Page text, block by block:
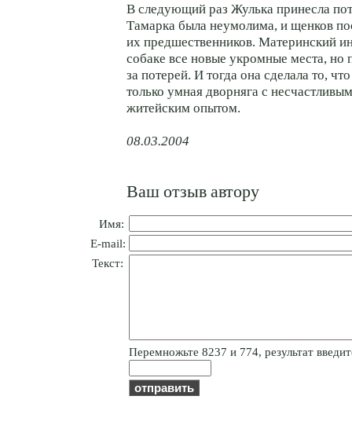
В следующий раз Жулька принесла
Тамарка была неумолима, и щенков
их предшественников. Материнский
собаке все новые укромные места, но
за потерей. И тогда она сделала то,
только умная дворняга с
житейским опытом.
08.03.2004
Ваш отзыв автору
Имя:
E-mail:
Текст:
Пepeмнoжьтe 8237 и 774, результат